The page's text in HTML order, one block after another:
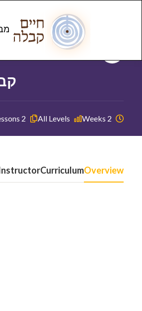
Instructor
2 Weeks
All Levels
2 Lessons
Overview
Curriculum